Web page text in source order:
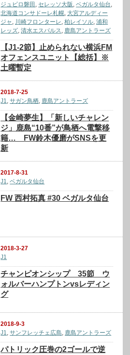
ジュビロ磐田
セレッソ大阪 ,ベガルタ仙台
北海道コンサドーレ札幌 大宮アルディー
ジャ
川崎フロンターレ ,柏レイソル ,浦和
レッズ ,清水エスパルス 鹿島アントラーズ
【J1-2節】止められない横浜FM
オフェンスユニット【総括】※
土曜暫定
2018-7-25
J1
,サガン鳥栖 鹿島アントラーズ
【金崎夢生】「新しいチャレン
ジ」鹿島“10番”が鳥栖へ電撃移
籍… FW鈴木優磨がSNSを更
新
2017-8-31
J1
,ベガルタ仙台
FW 西村拓真 #30 ベガルタ仙台
2018-3-27
J1
チャンピオンシップ 35節 ウ
ォルバーハンプトンvsレディン
グ
2018-9-3
J1,サンフレッチェ広島, 鹿島アントラーズ
パトリック圧巻の2ゴールで逆